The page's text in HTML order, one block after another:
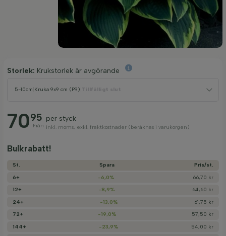
Storlek: Krukstorlek är avgörande
5-10cm Kruka 9x9 cm (P9)
7095
Från
per styck
inkl. moms, exkl. fraktkostnader (beräknas i varukorgen)
Bulkrabatt!
St. Spara
Pris/­st.
6+
-6,0%
66,70 kr
12+
-8,9%
64,60 kr
24+
-13,0%
61,75 kr
72+
-19,0%
57,50 kr
144+
-23,9%
54,00 kr